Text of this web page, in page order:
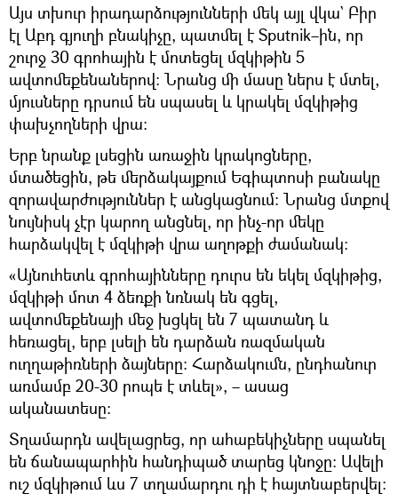
Այս տխուր իրադարձությունների մեկ այլ վկա` Բիր
էլ Աբդ գյուղի բնակիչը, պատմել է Sputnik–ին, որ
շուրջ 30 գրոհային է մոտեցել մզկիթին 5
ավտոմեքենաներով։ Նրանց մի մասը ներս է մտել,
մյուսները դրսում են սպասել և կրակել մզկիթից
փախչողների վրա։
Երբ նրանք լսեցին առաջին կրակոցները,
մտածեցին, թե մերձակայքում Եգիպտոսի բանակը
զորավարժություններ է անցկացնում։ Նրանց մտքով
նույնիսկ չէր կարող անցնել, որ ինչ-որ մեկը
հարձակվել է մզկիթի վրա աղոթքի ժամանակ։
«Այնուհետև գրոհայինները դուրս են եկել մզկիթից,
մզկիթի մոտ 4 ձեռքի նռնակ են գցել,
ավտոմեքենայի մեջ խցկել են 7 պատանդ և
հեռացել, երբ լսելի են դարձան ռազմական
ուղղաթիռների ձայները։ Հարձակումն, ընդհանուր
առմամբ 20-30 րոպե է տևել», – ասաց
ականատեսը։
Տղամարդն ավելացրեց, որ ահաբեկիչները սպանել
են ճանապարհին հանդիպած տարեց կնոջը։ Ավելի
ուշ մզկիթում ևս 7 տղամարդու դի է հայտնաբերվել։